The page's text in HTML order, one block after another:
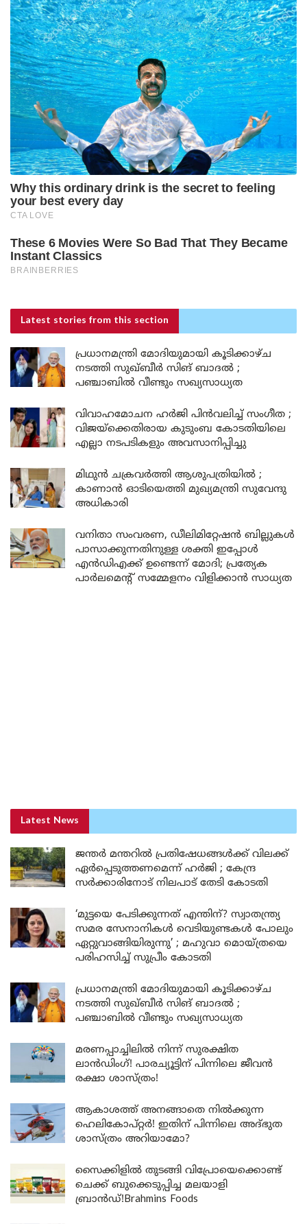
Latest stories from this section
പ്രധാനമന്ത്രി മോദിയുമായി കൂടിക്കാഴ്ച
നടത്തി സുഖ്ബീർ സിങ് ബാദൽ ;
പഞ്ചാബിൽ വീണ്ടും സഖ്യസാധ്യത
വിവാഹമോചന ഹർജി പിൻവലിച്ച് സംഗീത ;
വിജയ്ക്കെതിരായ കുടുംബ കോടതിയിലെ
എല്ലാ നടപടികളും അവസാനിപ്പിച്ചു
മിഥുൻ ചക്രവർത്തി ആശുപത്രിയിൽ ;
കാണാൻ ഓടിയെത്തി മുഖ്യമന്ത്രി സുവേന്ദു
അധികാരി
വനിതാ സംവരണ, ഡീലിമിറ്റേഷൻ ബില്ലുകൾ
പാസാക്കുന്നതിനുള്ള ശക്തി ഇപ്പോൾ
എൻഡിഎക്ക് ഉണ്ടെന്ന് മോദി; പ്രത്യേക
പാർലമെന്റ് സമ്മേളനം വിളിക്കാൻ സാധ്യത
Latest News
ജന്തർ മന്തറിൽ പ്രതിഷേധങ്ങൾക്ക് വിലക്ക്
ഏർപ്പെടുത്തണമെന്ന് ഹർജി ; കേന്ദ്ര
സർക്കാരിനോട് നിലപാട് തേടി കോടതി
‘മുട്ടയെ പേടിക്കുന്നത് എന്തിന്? സ്വാതന്ത്ര്യ
സമര സേനാനികൾ വെടിയുണ്ടകൾ പോലും
ഏറ്റുവാങ്ങിയിരുന്നു’ ; മഹുവാ മൊയ്ത്രയെ
പരിഹസിച്ച് സുപ്രീം കോടതി
പ്രധാനമന്ത്രി മോദിയുമായി കൂടിക്കാഴ്ച
നടത്തി സുഖ്ബീർ സിങ് ബാദൽ ;
പഞ്ചാബിൽ വീണ്ടും സഖ്യസാധ്യത
മരണപ്പാച്ചിലിൽ നിന്ന് സുരക്ഷിത
ലാൻഡിംഗ്! പാരച്യൂട്ടിന് പിന്നിലെ ജീവൻ
രക്ഷാ ശാസ്ത്രം!
ആകാശത്ത് അനങ്ങാതെ നില്‍ക്കുന്ന
ഹെലികോപ്റ്റര്‍! ഇതിന് പിന്നിലെ അദ്ഭുത
ശാസ്ത്രം അറിയാമോ?
സൈക്കിളിൽ തുടങ്ങി വിപ്രോയെക്കൊണ്ട്
ചെക്ക് ബുക്കെടുപ്പിച്ച മലയാളി
ബ്രാൻഡ്!Brahmins Foods